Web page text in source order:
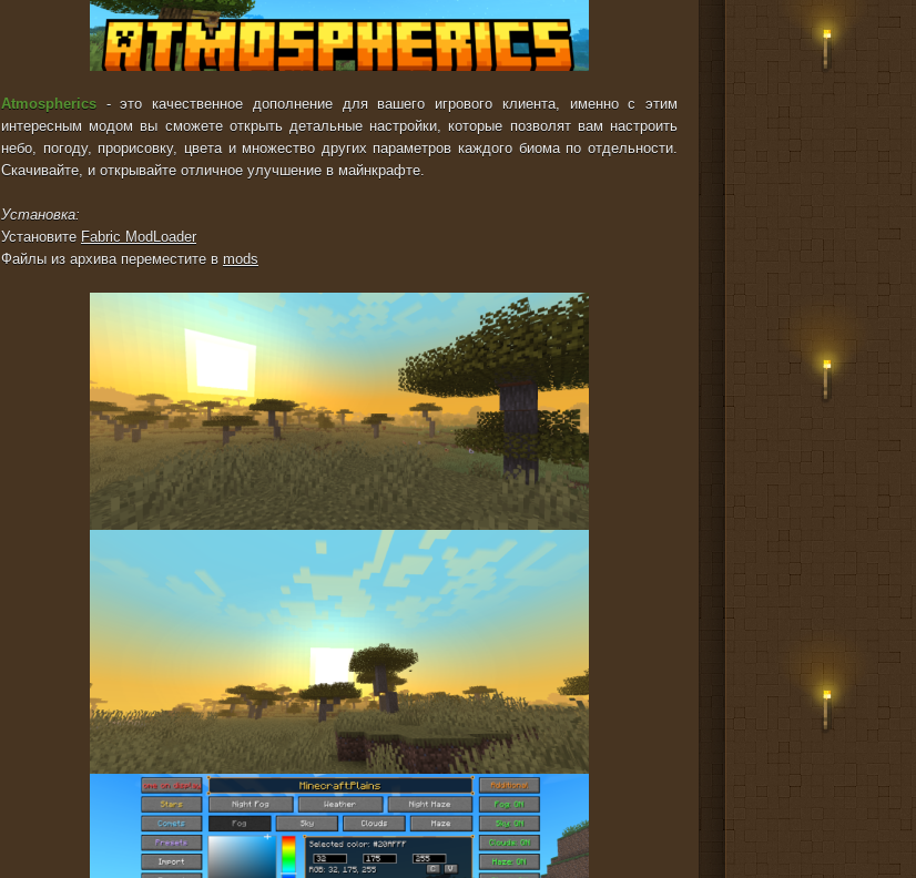
Atmospherics - это качественное дополнение для вашего игрового клиента, именно с этим
интересным модом вы сможете открыть детальные настройки, которые позволят вам настроить
небо, погоду, прорисовку, цвета и множество других параметров каждого биома по отдельности.
Скачивайте, и открывайте отличное улучшение в майнкрафте.
Установка:
Установите Fabric ModLoader
Файлы из архива переместите в mods